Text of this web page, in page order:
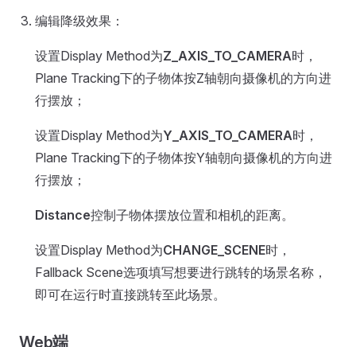
编辑降级效果：
设置Display Method为Z_AXIS_TO_CAMERA时，
Plane Tracking下的子物体按Z轴朝向摄像机的方向进
行摆放；
设置Display Method为Y_AXIS_TO_CAMERA时，
Plane Tracking下的子物体按Y轴朝向摄像机的方向进
行摆放；
Distance控制子物体摆放位置和相机的距离。
设置Display Method为CHANGE_SCENE时，
Fallback Scene选项填写想要进行跳转的场景名称，
即可在运行时直接跳转至此场景。
Web端